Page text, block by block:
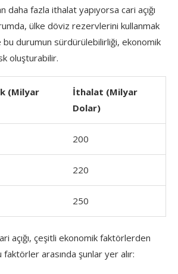
daha fazla ithalat yapıyorsa cari açığı
ülke döviz rezervlerini kullanmak
bu durumun sürdürülebilirliği, ekonomik
oluşturabilir.
(Milyar
İthalat (Milyar
Dolar)
200
220
250
açığı, çeşitli ekonomik faktörlerden
arasında şunlar yer alır: